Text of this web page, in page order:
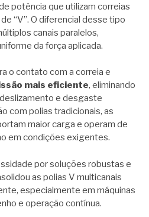
potência que utilizam correias
“V”. O diferencial desse tipo
canais paralelos,
da força aplicada.
o contato com a correia e
mais eficiente, eliminando
e desgaste
com polias tradicionais, as
maior carga e operam de
em condições exigentes.
por soluções robustas e
as polias V multicanais
especialmente em máquinas
e operação contínua.